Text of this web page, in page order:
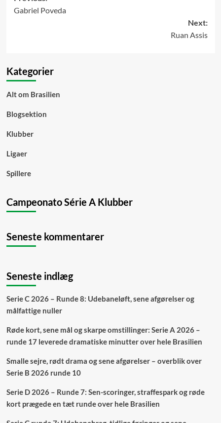
navigation
Gabriel Poveda
Next:
Ruan Assis
Kategorier
Alt om Brasilien
Blogsektion
Klubber
Ligaer
Spillere
Campeonato Série A Klubber
Seneste kommentarer
Seneste indlæg
Serie C 2026 – Runde 8: Udebaneløft, sene afgørelser og
målfattige nuller
Røde kort, sene mål og skarpe omstillinger: Serie A 2026 –
runde 17 leverede dramatiske minutter over hele Brasilien
Smalle sejre, rødt drama og sene afgørelser – overblik over
Serie B 2026 runde 10
Serie D 2026 – Runde 7: Sen-scoringer, straffespark og røde
kort prægede en tæt runde over hele Brasilien